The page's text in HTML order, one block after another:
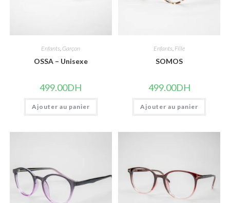
Enfants Garçon
OSSA – Unisexe
499.00DH
Ajouter au panier
Enfants Fille
SOMOS
499.00DH
Ajouter au panier